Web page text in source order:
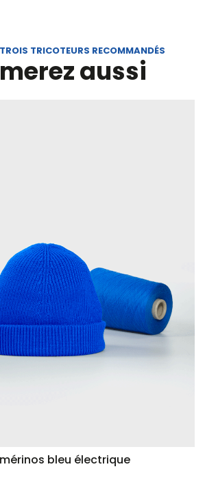
TRICOTEURS RECOMMANDÉS
aussi
bleu électrique